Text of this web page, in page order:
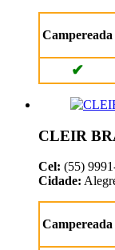
Campereada
✔
CLEIR
Cel: (55)
Cidade:
Campereada